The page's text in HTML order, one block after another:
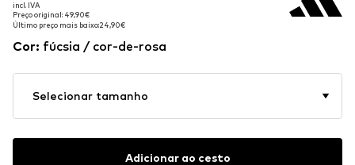
incl. IVA
Preço original: 49,90€
Último preço mais baixo:24,90€
incl. IVA
Preço original: 49,90€
Último preço mais baixo:24,90€
Cor: fúcsia / cor-de-rosa
Selecionar tamanho
Adicionar ao cesto